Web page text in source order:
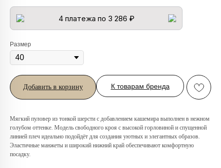
4 платежа по 3 286 ₽
Размер
Добавить в корзину К товарам бренда
Мягкий пуловер из тонкой шерсти с добавлением кашемира выполнен в нежном
голубом оттенке. Модель свободного кроя с высокой горловиной и спущенной
линией плеч идеально подойдёт для создания уютных и элегантных образов.
Эластичные манжеты и широкий нижний край обеспечивают комфортную
посадку.
Любую вещь можно
примерить в нашем бутике